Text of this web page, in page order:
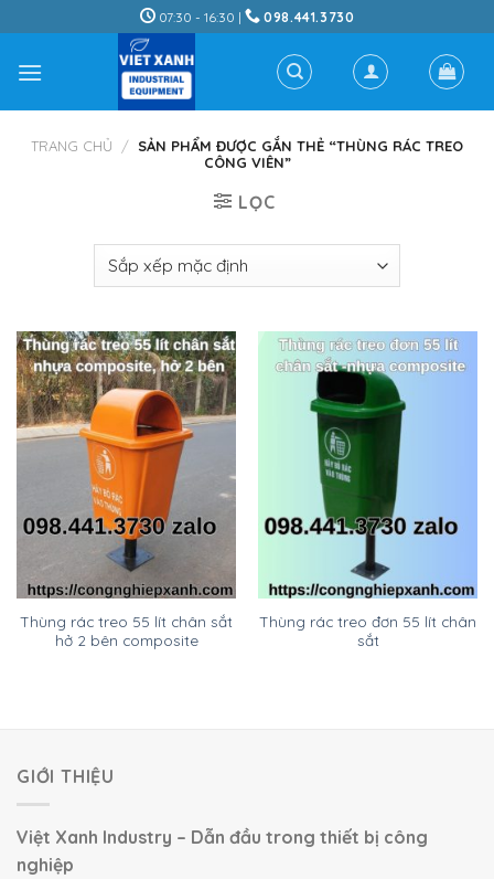
to
content
07:30 - 16:30 | 098.441.3730
TRANG CHỦ / SẢN PHẨM ĐƯỢC GẮN THẺ “THÙNG RÁC TREO
CÔNG VIÊN”
LỌC
Thùng rác treo 55 lít chân sắt
hở 2 bên composite
Thùng rác treo đơn 55 lít chân
sắt
GIỚI THIỆU
Việt Xanh Industry – Dẫn đầu trong thiết bị công
nghiệp